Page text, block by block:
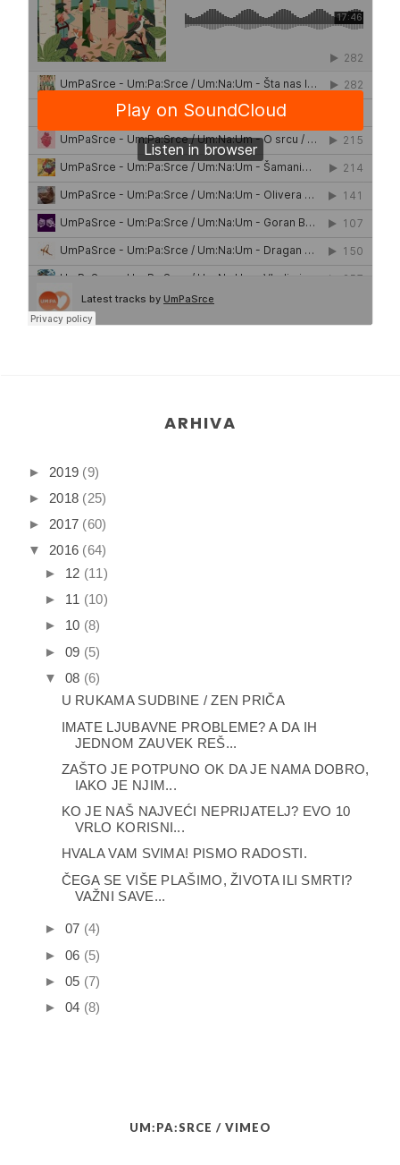
ARHIVA
► 2019 (9)
► 2018 (25)
► 2017 (60)
▼
2016 (64)
► 12 (11)
► 11 (10)
► 10 (8)
► 09 (5)
▼
08 (6)
U RUKAMA SUDBINE / ZEN PRIČA
IMATE LJUBAVNE PROBLEME? A DA IH
JEDNOM ZAUVEK REŠ...
ZAŠTO JE POTPUNO OK DA JE NAMA DOBRO,
IAKO JE NJIM...
KO JE NAŠ NAJVEĆI NEPRIJATELJ? EVO 10
VRLO KORISNI...
HVALA VAM SVIMA! PISMO RADOSTI.
ČEGA SE VIŠE PLAŠIMO, ŽIVOTA ILI SMRTI?
VAŽNI SAVE...
► 07 (4)
► 06 (5)
► 05 (7)
► 04 (8)
UM:PA:SRCE / VIMEO